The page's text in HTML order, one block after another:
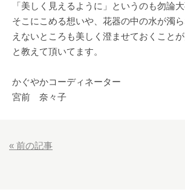
「美しく見えるように」というのも勿論
そこにこめる想いや、花器の中の水が濁
えないところも美しく澄ませておくこと
と教えて頂いてます。
かぐやかコーディネーター
宮前 奈々子
« 前の記事